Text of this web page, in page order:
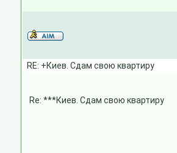
RE: +Киев. Сдам свою квартиру
Re: ***Киев. Сдам свою квартиру